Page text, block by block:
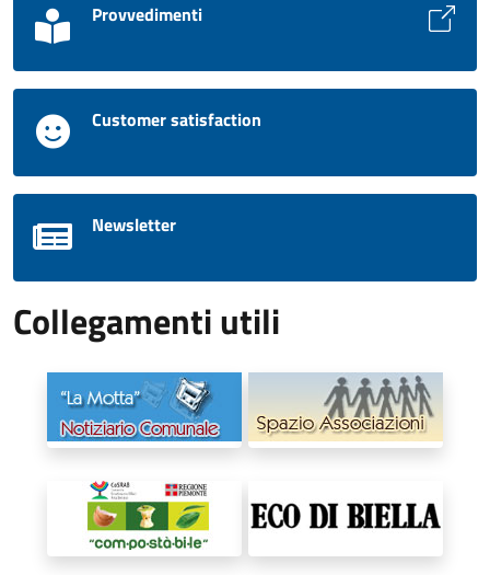
Provvedimenti
Customer satisfaction
Newsletter
Collegamenti utili